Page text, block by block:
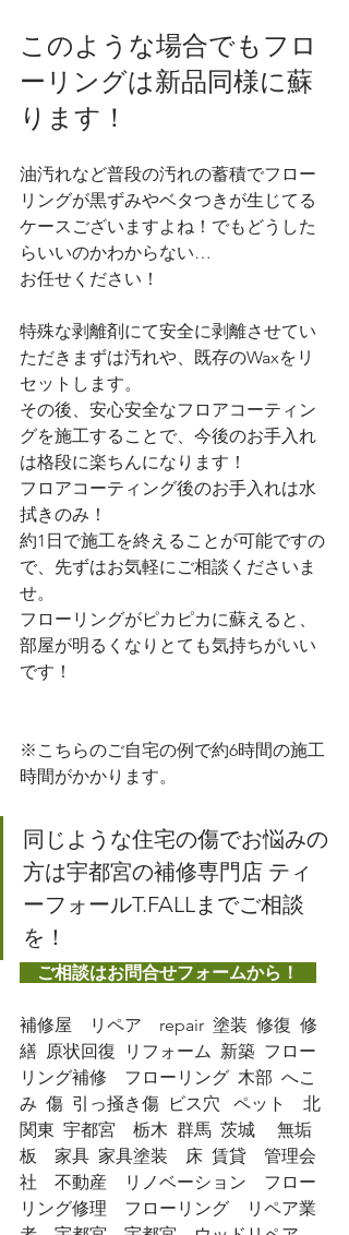
このような場合でもフロ
ーリングは新品同様に蘇
ります！
油汚れなど普段の汚れの蓄積でフロー
リングが黒ずみやベタつきが生じてる
ケースございますよね！でもどうした
らいいのかわからない…
お任せください！
特殊な剥離剤にて安全に剥離させてい
ただきまずは汚れや、既存のWaxをリ
セットします。
その後、安心安全なフロアコーティン
グを施工することで、今後のお手入れ
は格段に楽ちんになります！
フロアコーティング後のお手入れは水
拭きのみ！
約1日で施工を終えることが可能ですの
で、先ずはお気軽にご相談くださいま
せ。
フローリングがピカピカに蘇えると、
部屋が明るくなりとても気持ちがいい
です！
※こちらのご自宅の例で約6時間の施工
時間がかかります。
同じような住宅の傷でお悩みの
方は宇都宮の補修専門店 ティ
ーフォールT.FALLまでご相談
を！
ご相談はお問合せフォームから！
補修屋　リペア　repair  塗装  修復  修
繕  原状回復  リフォーム  新築  フロー
リング補修　フローリング  木部  へこ
み  傷  引っ掻き傷  ビス穴   ペット　北
関東  宇都宮　栃木  群馬  茨城　 無垢
板　家具  家具塗装　床  賃貸　管理会
社　不動産　リノベーション　フロー
リング修理　フローリング　リペア業